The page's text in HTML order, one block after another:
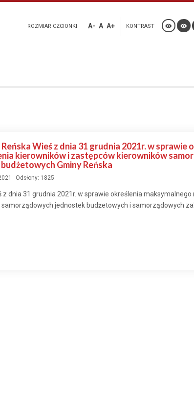
ROZMIAR CZCIONKI A- A A+ KONTRAST
Wieś z dnia 31 grudnia 2021r. w sprawie
kierowników i zastępców kierowników
Gminy Reńska
Odsłony: 1825
z dnia 31 grudnia 2021r. w sprawie określenia
jednostek budżetowych i samorządowych